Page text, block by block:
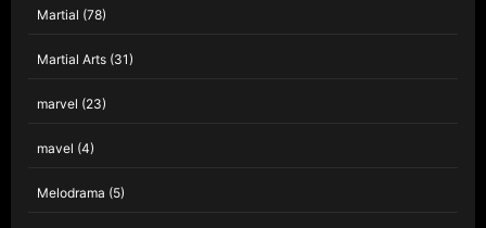
Martial (78)
Martial Arts (31)
marvel (23)
mavel (4)
Melodrama (5)